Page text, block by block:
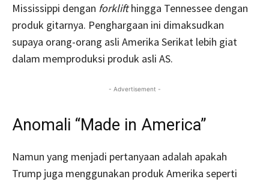
Mississippi dengan forklifthingga Tennessee dengan
produk gitarnya. Penghargaan ini dimaksudkan
supaya orang-orang asli Amerika Serikat lebih giat
dalam memproduksi produk asli AS.
- Advertisement -
Anomali “Made in America”
Namun yang menjadi pertanyaan adalah apakah
Trump juga menggunakan produk Amerika seperti